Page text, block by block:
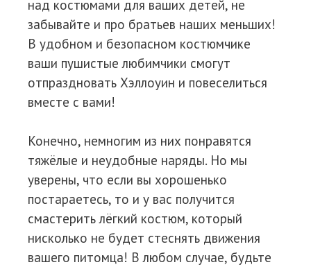
над костюмами для ваших детей, не
забывайте и про братьев наших меньших!
В удобном и безопасном костюмчике
ваши пушистые любимчики смогут
отпраздновать Хэллоуин и повеселиться
вместе с вами!
Конечно, немногим из них понравятся
тяжёлые и неудобные наряды. Но мы
уверены, что если вы хорошенько
постараетесь, то и у вас получится
смастерить лёгкий костюм, который
нисколько не будет стеснять движения
вашего питомца! В любом случае, будьте